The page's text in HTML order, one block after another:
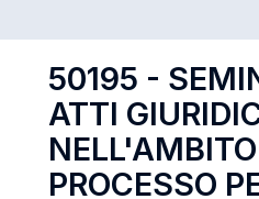
50195 -
ATTI
PROCESSO